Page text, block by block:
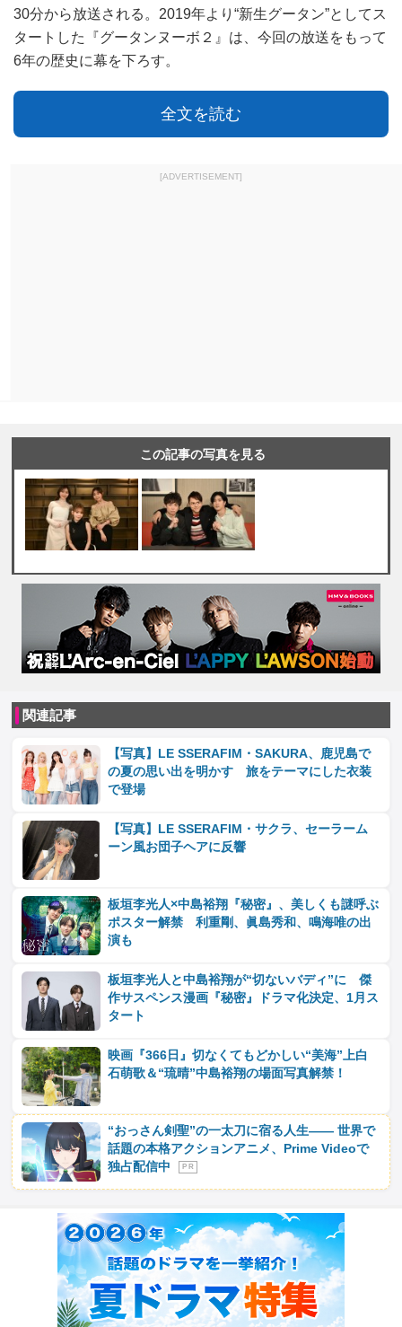
30分から放送される。2019年より“新生グータン”としてス
タートした『グータンヌーボ２』は、今回の放送をもって
6年の歴史に幕を下ろす。
全文を読む
[ADVERTISEMENT]
この記事の写真を見る
関連記事
【写真】LE SSERAFIM・SAKURA、鹿児島で
の夏の思い出を明かす 旅をテーマにした衣装
で登場
【写真】LE SSERAFIM・サクラ、セーラーム
ーン風お団子ヘアに反響
板垣李光人×中島裕翔『秘密』、美しくも謎呼ぶ
ポスター解禁 利重剛、眞島秀和、鳴海唯の出
演も
板垣李光人と中島裕翔が“切ないバディ”に 傑
作サスペンス漫画『秘密』ドラマ化決定、1月ス
タート
映画『366日』切なくてもどかしい“美海”上白
石萌歌＆“琉晴”中島裕翔の場面写真解禁！
“おっさん剣聖”の一太刀に宿る人生―― 世界で
話題の本格アクションアニメ、Prime Videoで
独占配信中
P R